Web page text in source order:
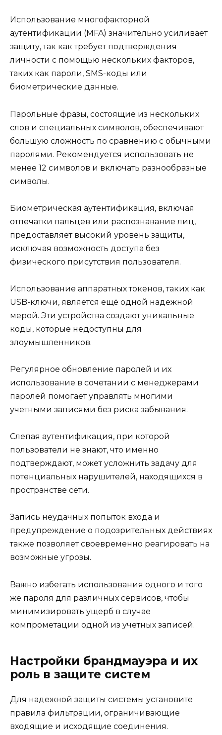
Использование многофакторной
аутентификации (MFA) значительно усиливает
защиту, так как требует подтверждения
личности с помощью нескольких факторов,
таких как пароли, SMS-коды или
биометрические данные.
Парольные фразы, состоящие из нескольких
слов и специальных символов, обеспечивают
большую сложность по сравнению с обычными
паролями. Рекомендуется использовать не
менее 12 символов и включать разнообразные
символы.
Биометрическая аутентификация, включая
отпечатки пальцев или распознавание лиц,
предоставляет высокий уровень защиты,
исключая возможность доступа без
физического присутствия пользователя.
Использование аппаратных токенов, таких как
USB-ключи, является ещё одной надежной
мерой. Эти устройства создают уникальные
коды, которые недоступны для
злоумышленников.
Регулярное обновление паролей и их
использование в сочетании с менеджерами
паролей помогает управлять многими
учетными записями без риска забывания.
Слепая аутентификация, при которой
пользователи не знают, что именно
подтверждают, может усложнить задачу для
потенциальных нарушителей, находящихся в
пространстве сети.
Запись неудачных попыток входа и
предупреждение о подозрительных действиях
также позволяет своевременно реагировать на
возможные угрозы.
Важно избегать использования одного и того
же пароля для различных сервисов, чтобы
минимизировать ущерб в случае
компрометации одной из учетных записей.
Настройки брандмауэра и их
роль в защите систем
Для надежной защиты системы установите
правила фильтрации, ограничивающие
входящие и исходящие соединения.